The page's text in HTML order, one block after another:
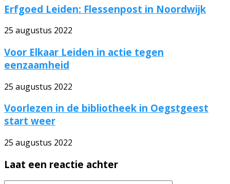
Erfgoed Leiden: Flessenpost in Noordwijk
25 augustus 2022
Voor Elkaar Leiden in actie tegen
eenzaamheid
25 augustus 2022
Voorlezen in de bibliotheek in Oegstgeest
start weer
25 augustus 2022
Laat een reactie achter